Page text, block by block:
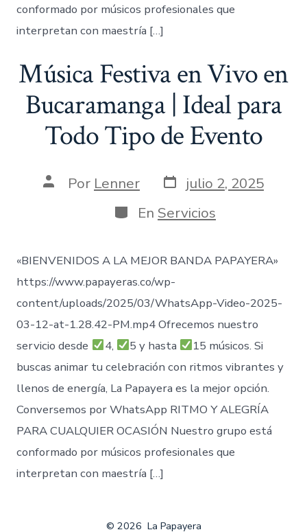
conformado por músicos profesionales que
interpretan con maestría […]
Música Festiva en Vivo en
Bucaramanga | Ideal para
Todo Tipo de Evento
AutorPor Lenner Fecha
de
publicación
julio 2, 2025
Categorías
En Servicios
«BIENVENIDOS A LA MEJOR BANDA PAPAYERA»
https://www.papayeras.co/wp-
content/uploads/2025/03/WhatsApp-Video-2025-
03-12-at-1.28.42-PM.mp4 Ofrecemos nuestro
servicio desde
4, 5 y hasta
15 músicos. Si
buscas animar tu celebración con ritmos vibrantes y
llenos de energía, La Papayera es la mejor opción.
Conversemos por WhatsApp RITMO Y ALEGRÍA
PARA CUALQUIER OCASIÓN Nuestro grupo está
conformado por músicos profesionales que
interpretan con maestría […]
© 2026 La Papayera